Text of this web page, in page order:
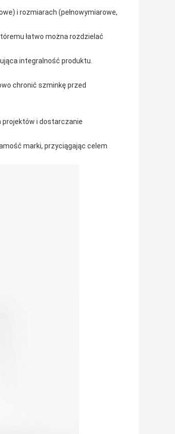
i rozmiarach (pełnowymiarowe,
łatwo można rozdzielać
integralność produktu.
chronić szminkę przed
projektów i dostarczanie
marki, przyciągając celem